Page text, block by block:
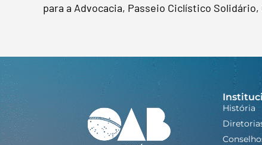
para a Advocacia, Passeio Ciclístico
História